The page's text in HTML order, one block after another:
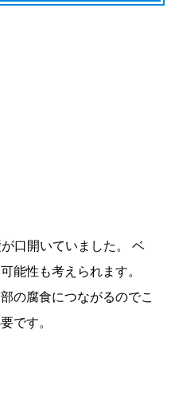
口開いていました。 ベ
能性も考えられます。
の腐食につながるのでこ
です。